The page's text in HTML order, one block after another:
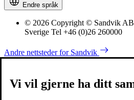
Endre språk
© 2026 Copyright © Sandvik
Sverige Tel +46 (0)26 260000
Andre nettsteder for Sandvik
Vi vil gjerne ha ditt